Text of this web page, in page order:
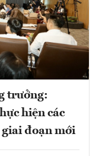
trưởng:
hiện các
đoạn mới